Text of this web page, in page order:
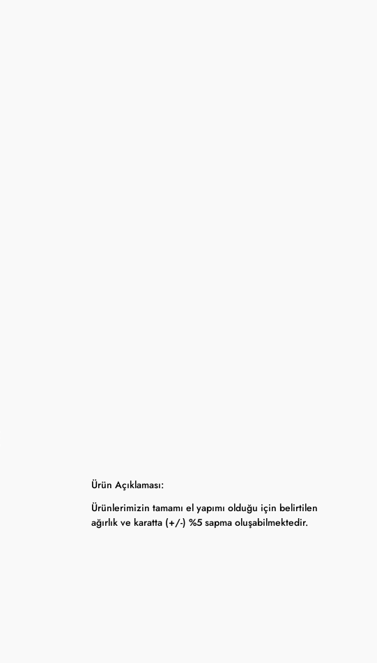
Ürün Açıklaması:
Ürünlerimizin tamamı el yapımı olduğu için belirtilen
ağırlık ve karatta (+/-) %5 sapma oluşabilmektedir.